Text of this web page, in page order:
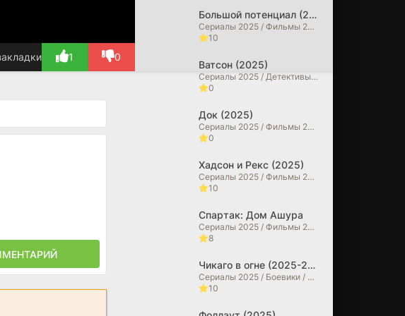
1 0
Большой потенциал (2025)
Сериалы 2025 / Фильмы 2025 / Детективы / Драмы / Криминальные фильмы / Зарубежные сериалы
10
Ватсон (2025)
Сериалы 2025 / Детективы / Драмы
0
Док (2025)
Сериалы 2025 / Фильмы 2025 / Исторические фильмы / Драмы / Биографические фильмы
0
Хадсон и Рекс (2025)
Сериалы 2025 / Фильмы 2025 / Криминальные фильмы / Драмы / Детективы
10
Спартак: Дом Ашура
Сериалы 2025 / Фильмы 2025 / Драмы / Исторические фильмы / Зарубежные сериалы
8
Чикаго в огне (2025-2026)
Сериалы 2025 / Боевики / Драмы / Сериалы 2026 года / Зарубежные сериалы
10